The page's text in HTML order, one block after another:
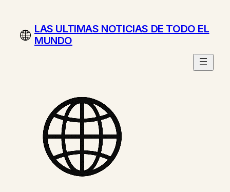
contenidoLAS ULTIMAS NOTICIAS DE TODO EL
MUNDO